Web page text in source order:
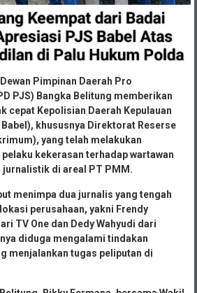
Pimpinan Daerah Pro
PJS) Bangka Belitung memberikan
cepat Kepolisian Daerah Kepulauan
khususnya Direktorat Reserse
yang telah melakukan
kekerasan terhadap wartawan
jurnalistik di areal PT PMM.
menimpa dua jurnalis yang tengah
perusahaan, yakni Frendy
TV One dan Dedy Wahyudi dari
diduga mengalami tindakan
menjalankan tugas peliputan di